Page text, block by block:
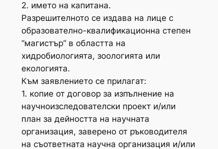
2. името на капитана.
Разрешителното се издава на лице с
образователно-квалификационна степен
“магистър” в областта на
хидробиологията, зоологията или
екологията.
Към заявлението се прилагат:
1. копие от договор за изпълнение на
научноизследователски проект и/или
план за дейността на научната
организация, заверено от ръководителя
на съответната научна организация и/или